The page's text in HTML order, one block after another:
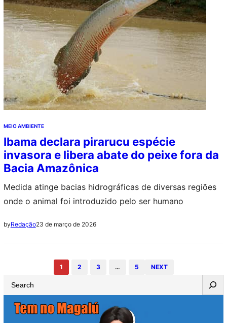
MEIO AMBIENTE
Ibama declara pirarucu espécie
invasora e libera abate do peixe fora da
Bacia Amazônica
Medida atinge bacias hidrográficas de diversas regiões
onde o animal foi introduzido pelo ser humano
byRedação23 de março de 2026
1 2 3 … 5 NEXT
e